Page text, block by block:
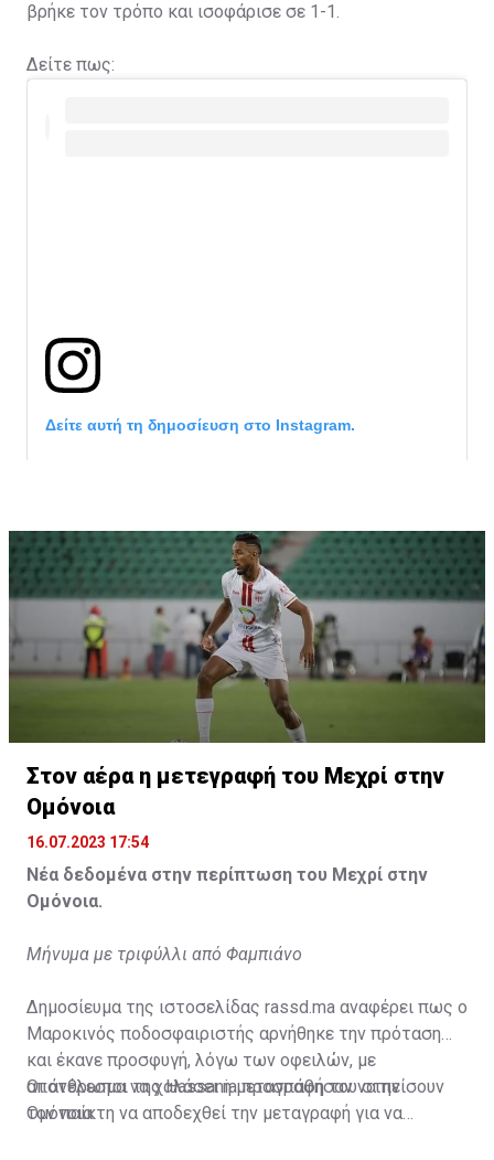
βρήκε τον τρόπο και ισοφάρισε σε 1-1.
Δείτε πως:
Δείτε αυτή τη δημοσίευση στο Instagram.
Στον αέρα η μετεγραφή του Μεχρί στην
Ομόνοια
16.07.2023 17:54
Νέα δεδομένα στην περίπτωση του Μεχρί στην
Ομόνοια.
Μήνυμα με τριφύλλι από Φαμπιάνο
Δημοσίευμα της ιστοσελίδας rassd.ma αναφέρει πως ο
Μαροκινός ποδοσφαιριστής αρνήθηκε την πρόταση
και έκανε προσφυγή, λόγω των οφειλών, με
αποτέλεσμα να χαλάσει η μεταγραφή του στην
Ομόνοια.
Οι άνθρωποι της Hassania προσπάθησαν να πείσουν
τον παίκτη να αποδεχθεί την μεταγραφή για να